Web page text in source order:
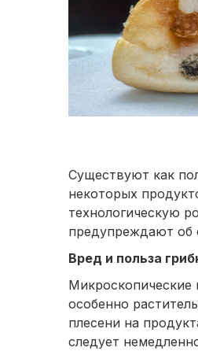
Существуют как
некоторых
технологическую
предупреждают об
Вред и польза
Микроскопические
особенно
плесени на
следует